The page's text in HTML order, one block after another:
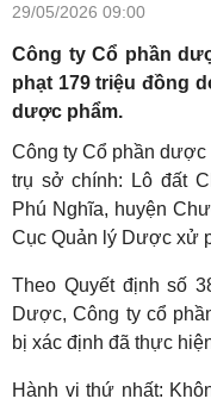
29/05/2026 09:00
Công ty Cổ phần
phạt 179 triệu đồng
dược phẩm.
Công ty Cổ phần
trụ sở chính: Lô đất
Phú Nghĩa, huyện
Cục Quản lý Dược xử
Theo Quyết định số
Dược, Công ty cổ
bị xác định đã thực
Hành vi thứ nhất: